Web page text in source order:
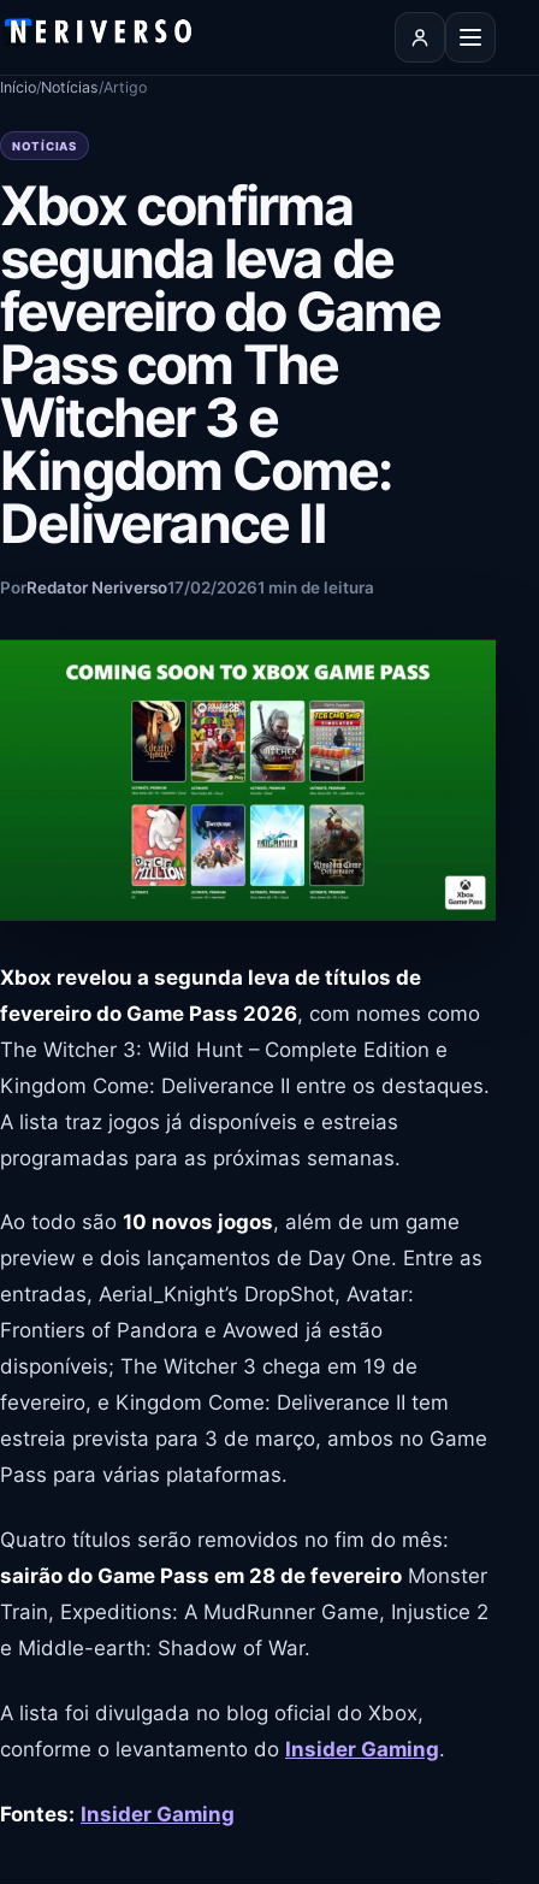
Pular para o conteúdo
Abrir
Início/Notícias/Artigo
NOTÍCIAS
Xbox confirma
segunda leva de
fevereiro do Game
Pass com The
Witcher 3 e
Kingdom Come:
Deliverance II
PorRedator Neriverso17/02/20261 min de leitura
Xbox revelou a segunda leva de títulos de
fevereiro do Game Pass 2026, com nomes como
The Witcher 3: Wild Hunt – Complete Edition e
Kingdom Come: Deliverance II entre os destaques.
A lista traz jogos já disponíveis e estreias
programadas para as próximas semanas.
Ao todo são 10 novos jogos, além de um game
preview e dois lançamentos de Day One. Entre as
entradas, Aerial_Knight’s DropShot, Avatar:
Frontiers of Pandora e Avowed já estão
disponíveis; The Witcher 3 chega em 19 de
fevereiro, e Kingdom Come: Deliverance II tem
estreia prevista para 3 de março, ambos no Game
Pass para várias plataformas.
Quatro títulos serão removidos no fim do mês:
sairão do Game Pass em 28 de fevereiro Monster
Train, Expeditions: A MudRunner Game, Injustice 2
e Middle-earth: Shadow of War.
A lista foi divulgada no blog oficial do Xbox,
conforme o levantamento do Insider Gaming.
Fontes: Insider Gaming